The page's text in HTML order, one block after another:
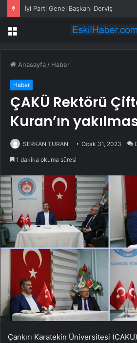
Menü
Anasayfa / Haber
Haber
ÇAKÜ Rektörü
Kuran’ın
SERKAN TURAN Ocak 31, 2023
1 dakika okuma süresi
Çankırı Karatekin Üniversitesi